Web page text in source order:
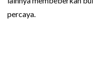
percaya.